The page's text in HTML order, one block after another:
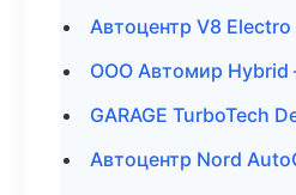
Автоцентр V8
ООО Автомир
GARAGE TurboTech
Автоцентр Nord